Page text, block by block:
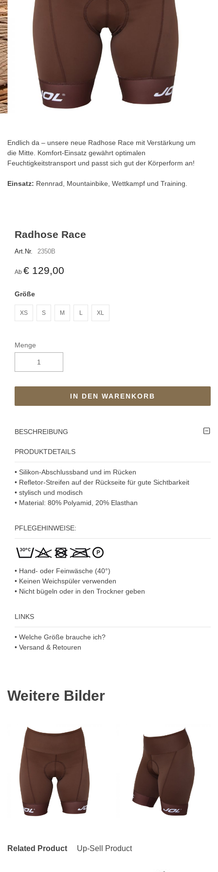
Radhose Race
Art.Nr. 2350B
Ab € 129,00
Größe
XS S M L XL
Menge
IN DEN WARENKORB
BESCHREIBUNG
PRODUKTDETAILS
• Silikon-Abschlussband und im Rücken
• Refletor-Streifen auf der Rückseite für gute Sichtbarkeit
• stylisch und modisch
• Material: 80% Polyamid, 20% Elasthan
PFLEGEHINWEISE:
• Hand- oder Feinwäsche (40°)
• Keinen Weichspüler verwenden
• Nicht bügeln oder in den Trockner geben
LINKS
• Welche Größe brauche ich?
• Versand & Retouren
Endlich da – unsere neue Radhose Race mit Verstärkung um
die Mitte. Komfort-Einsatz gewährt optimalen
Feuchtigkeitstransport und passt sich gut der Körperform an!
Einsatz: Rennrad, Mountainbike, Wettkampf und Training.
Weitere Bilder
Related Product Up-Sell Product